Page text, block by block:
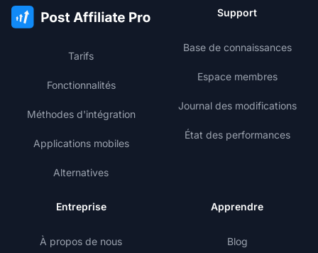
Tarifs
Fonctionnalités
Méthodes d'intégration
Applications mobiles
Alternatives
Support
Base de connaissances
Espace membres
Journal des modifications
État des performances
Entreprise
À propos de nous
Apprendre
Blog